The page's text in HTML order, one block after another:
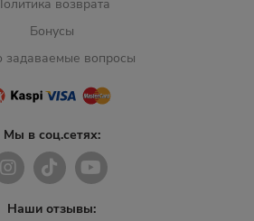
возврата
Бонусы
задаваемые вопросы
Мы в соц.сетях:
Наши отзывы: